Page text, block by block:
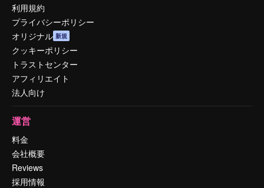
利用規約
プライバシーポリシー
オリジナル 新規
クッキーポリシー
トラストセンター
アフィリエイト
法人向け
運営
料金
会社概要
Reviews
採用情報